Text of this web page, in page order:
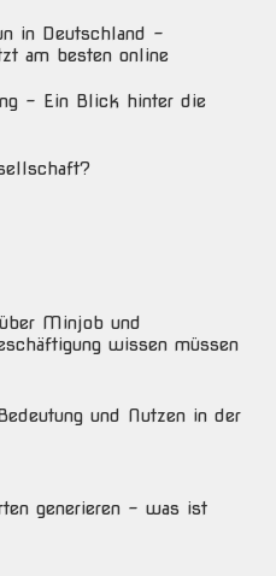
in Deutschland –
am besten online
– Ein Blick hinter die
Minjob und
wissen müssen
und Nutzen in der
generieren – was ist